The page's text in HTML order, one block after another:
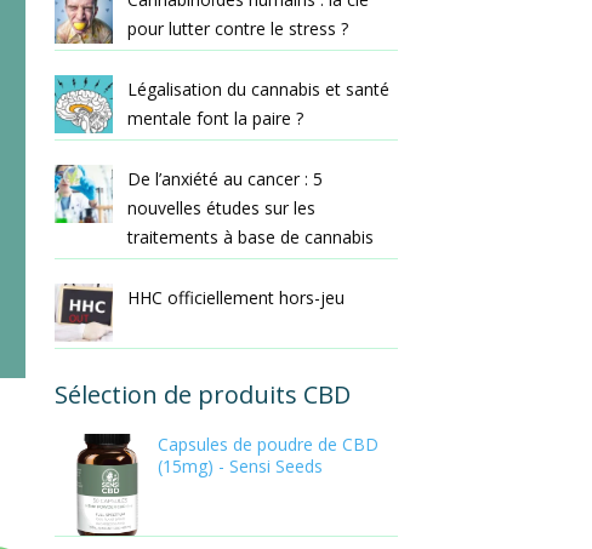
pour lutter contre le stress ?
Légalisation du cannabis et santé
mentale font la paire ?
De l’anxiété au cancer : 5
nouvelles études sur les
traitements à base de cannabis
HHC officiellement hors-jeu
Sélection de produits CBD
Capsules de poudre de CBD
(15mg) - Sensi Seeds